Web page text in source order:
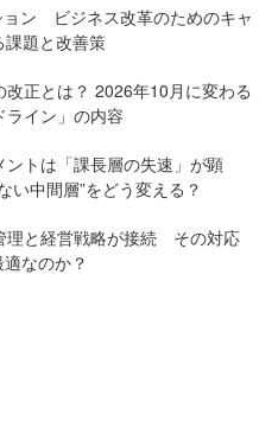
ン ビジネス改革のためのキャ
課題と改善策
正とは？ 2026年10月に変わる
ライン」の内容
トは「課長層の失速」が顕
中間層”をどう変える？
理と経営戦略が接続 その対応
なのか？